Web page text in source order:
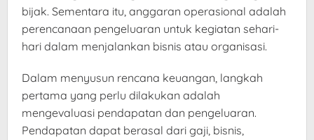
bijak. Sementara itu, anggaran operasional adalah
perencanaan pengeluaran untuk kegiatan sehari-
hari dalam menjalankan bisnis atau organisasi.
Dalam menyusun rencana keuangan, langkah
pertama yang perlu dilakukan adalah
mengevaluasi pendapatan dan pengeluaran.
Pendapatan dapat berasal dari gaji, bisnis,